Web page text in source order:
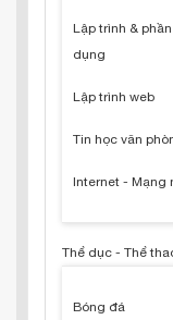
Lập trình &
dụng
Lập trình web
Tin học văn
Internet - Mạng
Thể dục - Thể
Bóng đá